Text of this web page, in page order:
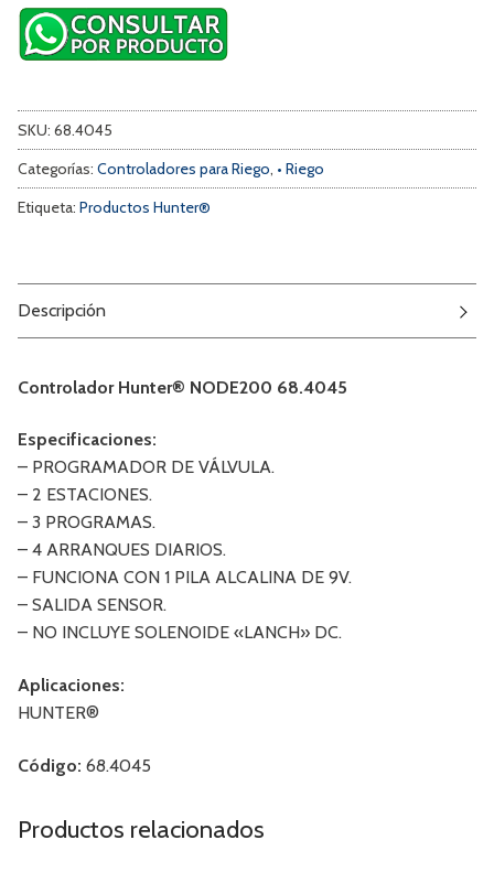
SKU: 68.4045
Categorías: Controladores para Riego, • Riego
Etiqueta: Productos Hunter®
Descripción
Controlador Hunter® NODE200 68.4045
Especificaciones:
– PROGRAMADOR DE VÁLVULA.
– 2 ESTACIONES.
– 3 PROGRAMAS.
– 4 ARRANQUES DIARIOS.
– FUNCIONA CON 1 PILA ALCALINA DE 9V.
– SALIDA SENSOR.
– NO INCLUYE SOLENOIDE «LANCH» DC.
Aplicaciones:
HUNTER®
Código: 68.4045
Productos relacionados